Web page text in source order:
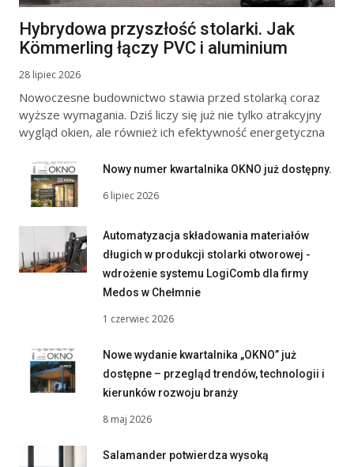
Hybrydowa przyszłość stolarki. Jak
Kömmerling łączy PVC i aluminium
28 lipiec 2026
Nowoczesne budownictwo stawia przed stolarką coraz
wyższe wymagania. Dziś liczy się już nie tylko atrakcyjny
wygląd okien, ale również ich efektywność energetyczna
Nowy numer kwartalnika OKNO już dostępny.
6 lipiec 2026
Automatyzacja składowania materiałów
długich w produkcji stolarki otworowej -
wdrożenie systemu LogiComb dla firmy
Medos w Chełmnie
1 czerwiec 2026
Nowe wydanie kwartalnika „OKNO” już
dostępne – przegląd trendów, technologii i
kierunków rozwoju branży
8 maj 2026
Salamander potwierdza wysoką